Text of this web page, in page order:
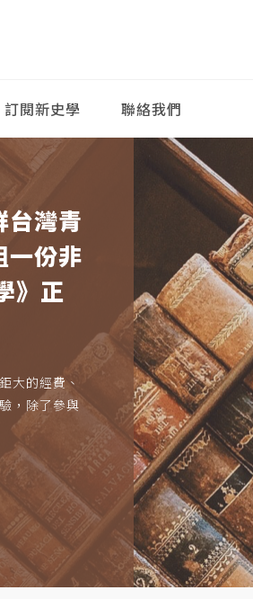
訂閱新史學 聯絡我們
台灣青
一份非
》正
大的經費、
，除了參與